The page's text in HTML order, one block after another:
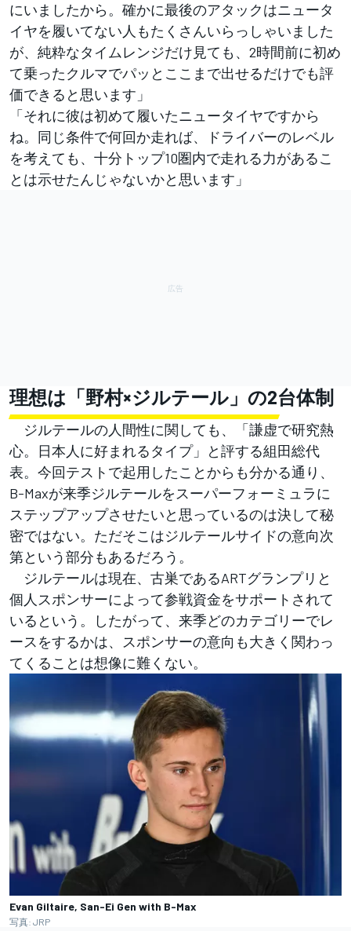
にいましたから。確かに最後のアタックはニュータ
イヤを履いてない人もたくさんいらっしゃいました
が、純粋なタイムレンジだけ見ても、2時間前に初め
て乗ったクルマでパッとここまで出せるだけでも評
価できると思います」
「それに彼は初めて履いたニュータイヤですから
ね。同じ条件で何回か走れば、ドライバーのレベル
を考えても、十分トップ10圏内で走れる力があるこ
とは示せたんじゃないかと思います」
理想は「野村×ジルテール」の2台体制
ジルテールの人間性に関しても、「謙虚で研究熱
心。日本人に好まれるタイプ」と評する組田総代
表。今回テストで起用したことからも分かる通り、
B-Maxが来季ジルテールをスーパーフォーミュラに
ステップアップさせたいと思っているのは決して秘
密ではない。ただそこはジルテールサイドの意向次
第という部分もあるだろう。
ジルテールは現在、古巣であるARTグランプリと
個人スポンサーによって参戦資金をサポートされて
いるという。したがって、来季どのカテゴリーでレ
ースをするかは、スポンサーの意向も大きく関わっ
てくることは想像に難くない。
Evan Giltaire, San-Ei Gen with B-Max
写真: JRP